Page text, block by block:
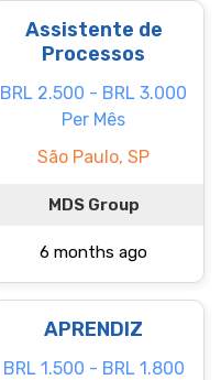
Assistente de
Processos
BRL 2.500 - BRL 3.000
Per Mês
São Paulo, SP
MDS Group
6 months ago
APRENDIZ
BRL 1.500 - BRL 1.800